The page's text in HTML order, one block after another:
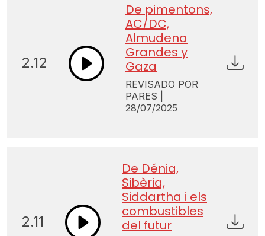
2.12
De pimentons,
AC/DC,
Almudena
Grandes y
Gaza
REVISADO POR
PARES |
28/07/2025
2.11
De Dénia,
Sibèria,
Siddartha i els
combustibles
del futur